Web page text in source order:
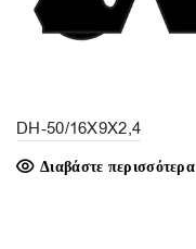
DH-50/16X9X2,4
Διαβάστε περισσότερα